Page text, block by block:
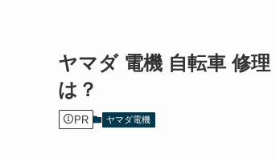
ヤマダ 電機 自転車 修
は？
PR ヤマダ電機